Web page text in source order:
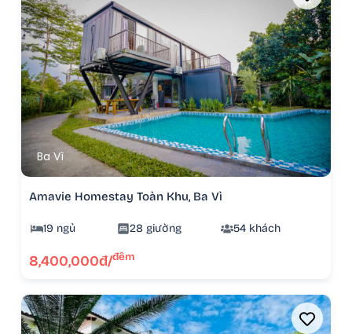
Ba Vì
Amavie Homestay Toàn Khu, Ba Vì
19 ngủ 28 giường 54 khách
8,400,000đ/đêm